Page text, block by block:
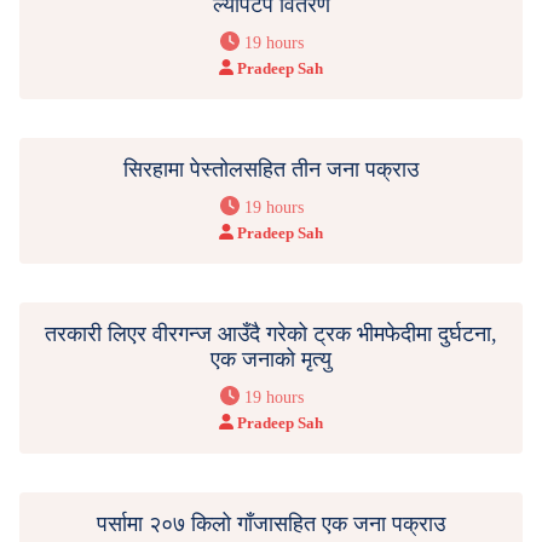
19 hours
Pradeep Sah
सिरहामा पेस्तोलसहित तीन जना पक्राउ
19 hours
Pradeep Sah
तरकारी लिएर वीरगन्ज आउँदै गरेको ट्रक भीमफेदीमा दुर्घटना,
एक जनाको मृत्यु
19 hours
Pradeep Sah
पर्सामा २०७ किलो गाँजासहित एक जना पक्राउ